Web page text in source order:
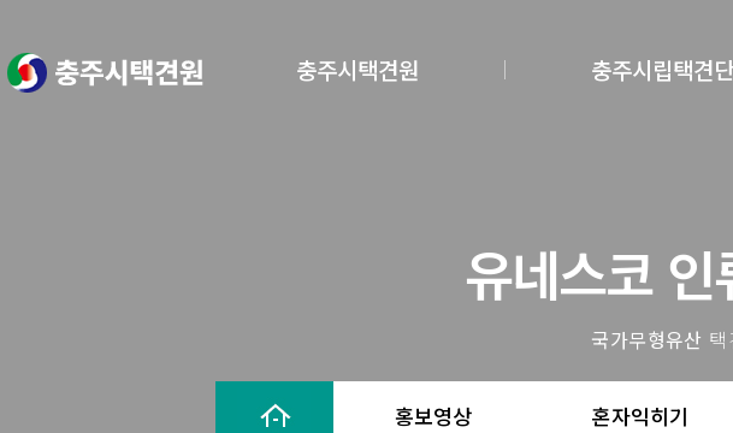
충주시택견원 충주시립택견
유네스코
국가무형유산
홍보영상 혼자익히기